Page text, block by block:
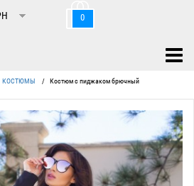
0
КОСТЮМЫ / Костюм с пиджаком брючный